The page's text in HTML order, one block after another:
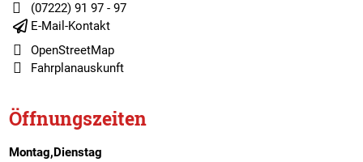
(07222) 91 97 - 97
E-Mail-Kontakt
OpenStreetMap
Fahrplanauskunft
Öffnungszeiten
Montag,Dienstag